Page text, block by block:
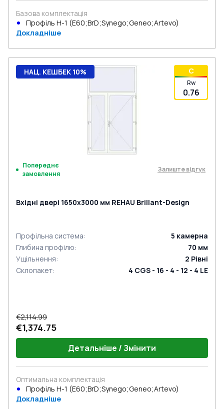
Базова комплектація
Профіль Н-1 (E60;BrD;Synego;Geneo;Artevo)
Докладніше
C
Rw
0.76
НАЦ. КЕШБЕК 10%
Попереднє
замовлення
Залиште відгук
Вхідні двері 1650x3000 мм REHAU Brillant-Design
Профільна система: 5 камерна
Глибина профілю: 70 мм
Ущільнення: 2 Рівні
Склопакет: 4 CGS - 16 - 4 - 12 - 4 LE
€2,114.99
€1,374.75
Детальніше / Змінити
Оптимальна комплектація
Профіль Н-1 (E60;BrD;Synego;Geneo;Artevo)
Докладніше